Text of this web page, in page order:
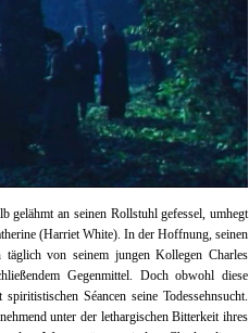
gelähmt an seinen Rollstuhl gefessel, umhegt
(Harriet White). In der Hoffnung, seinen
von seinem jungen Kollegen Charles
Gegenmittel. Doch obwohl diese
Séancen seine Todessehnsucht.
unter der lethargischen Bitterkeit ihres